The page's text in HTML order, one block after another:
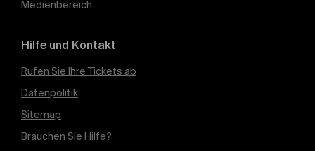
Medienbereich
Hilfe und Kontakt
Rufen Sie Ihre Tickets ab
Datenpolitik
Sitemap
Brauchen Sie Hilfe?